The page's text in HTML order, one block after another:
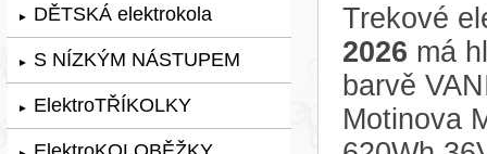
► DĚTSKÁ elektrokola
► S NÍZKÝM NÁSTUPEM
► ElektroTŘÍKOLKY
Trekové
2026 má
barvě
Motinova